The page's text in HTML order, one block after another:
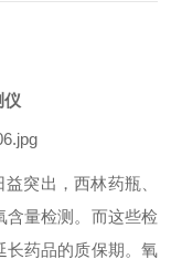
仪
突出，西林药瓶、
含量检测。而这些检
长药品的质保期。氧